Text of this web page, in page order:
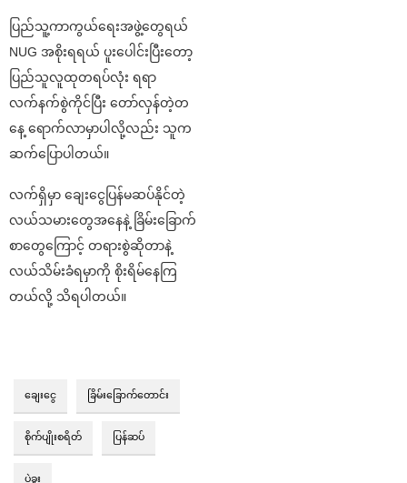
ပြည်သူ့ကာကွယ်ရေးအဖွဲ့တွေရယ်
NUG အစိုးရရယ် ပူးပေါင်းပြီးတော့
ပြည်သူလူထုတရပ်လုံး ရရာ
လက်နက်စွဲကိုင်ပြီး တော်လှန်တဲ့တ
နေ့ ရောက်လာမှာပါလို့လည်း သူက
ဆက်ပြောပါတယ်။
လက်ရှိမှာ ချေးငွေပြန်မဆပ်နိုင်တဲ့
လယ်သမားတွေအနေနဲ့ ခြိမ်းခြောက်
စာတွေကြောင့် တရားစွဲဆိုတာနဲ့
လယ်သိမ်းခံရမှာကို စိုးရိမ်နေကြ
တယ်လို့ သိရပါတယ်။
ချေးငွေ ခြိမ်းခြောက်တောင်း
စိုက်ပျိုးစရိတ် ပြန်ဆပ်
ပဲခူး